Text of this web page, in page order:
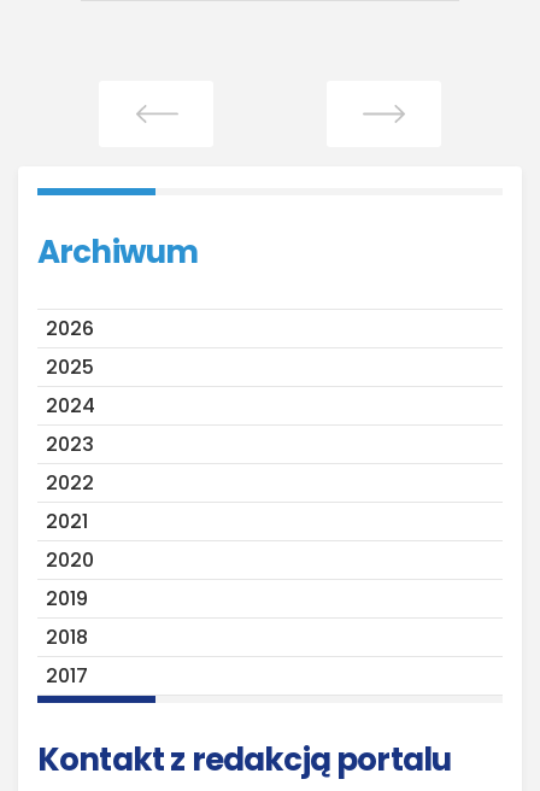
Archiwum
2026
2025
2024
2023
2022
2021
2020
2019
2018
2017
Kontakt z redakcją portalu